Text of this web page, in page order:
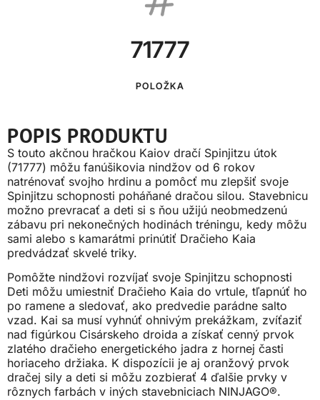
71777
POLOŽKA
POPIS PRODUKTU
S touto akčnou hračkou Kaiov dračí Spinjitzu útok
(71777) môžu fanúšikovia nindžov od 6 rokov
natrénovať svojho hrdinu a pomôcť mu zlepšiť svoje
Spinjitzu schopnosti poháňané dračou silou. Stavebnicu
možno prevracať a deti si s ňou užijú neobmedzenú
zábavu pri nekonečných hodinách tréningu, kedy môžu
sami alebo s kamarátmi prinútiť Dračieho Kaia
predvádzať skvelé triky.
Pomôžte nindžovi rozvíjať svoje Spinjitzu schopnosti
Deti môžu umiestniť Dračieho Kaia do vrtule, tľapnúť ho
po ramene a sledovať, ako predvedie parádne salto
vzad. Kai sa musí vyhnúť ohnivým prekážkam, zvíťaziť
nad figúrkou Cisárskeho droida a získať cenný prvok
zlatého dračieho energetického jadra z hornej časti
horiaceho držiaka. K dispozícii je aj oranžový prvok
dračej sily a deti si môžu zozbierať 4 ďalšie prvky v
rôznych farbách v iných stavebniciach NINJAGO®.